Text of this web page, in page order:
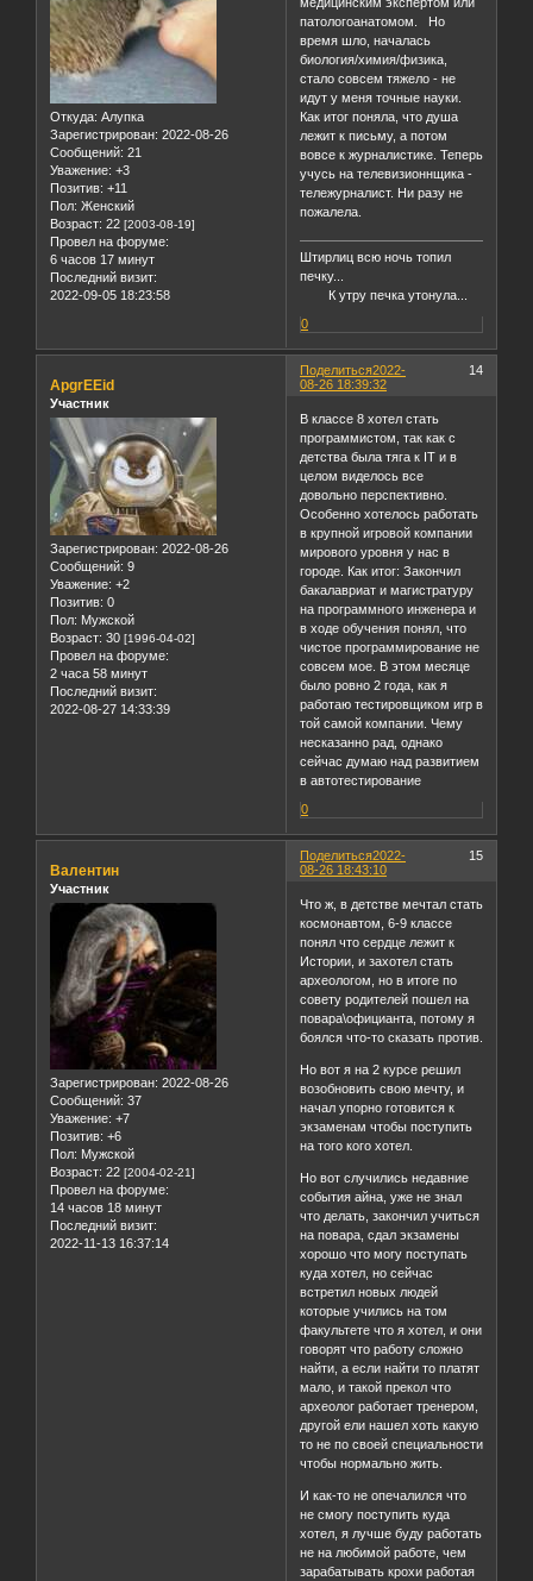
Откуда: Алупка
Зарегистрирован: 2022-08-26
Сообщений: 21
Уважение: +3
Позитив: +11
Пол: Женский
Возраст: 22 [2003-08-19]
Провел на форуме:
6 часов 17 минут
Последний визит:
2022-09-05 18:23:58
патологоанатомом. Но
время шло, началась
биология/химия/физика,
стало совсем тяжело - не
идут у меня точные науки.
Как итог поняла, что душа
лежит к письму, а потом
вовсе к журналистике. Теперь
учусь на телевизионнщика -
тележурналист. Ни разу не
пожалела.
Штирлиц всю ночь топил
печку...
К утру печка утонула...
0
Поделиться 14
2022-
08-26 18:39:32
ApgrEEid
Участник
Зарегистрирован: 2022-08-26
Сообщений: 9
Уважение: +2
Позитив: 0
Пол: Мужской
Возраст: 30 [1996-04-02]
Провел на форуме:
2 часа 58 минут
Последний визит:
2022-08-27 14:33:39
В классе 8 хотел стать
программистом, так как с
детства была тяга к IT и в
целом виделось все
довольно перспективно.
Особенно хотелось работать
в крупной игровой компании
мирового уровня у нас в
городе. Как итог: Закончил
бакалавриат и магистратуру
на программного инженера и
в ходе обучения понял, что
чистое программирование не
совсем мое. В этом месяце
было ровно 2 года, как я
работаю тестировщиком игр в
той самой компании. Чему
несказанно рад, однако
сейчас думаю над развитием
в автотестирование
0
Поделиться 15
2022-
08-26 18:43:10
Валентин
Участник
Зарегистрирован: 2022-08-26
Сообщений: 37
Уважение: +7
Позитив: +6
Пол: Мужской
Возраст: 22 [2004-02-21]
Провел на форуме:
14 часов 18 минут
Последний визит:
2022-11-13 16:37:14
Что ж, в детстве мечтал стать
космонавтом, 6-9 классе
понял что сердце лежит к
Истории, и захотел стать
археологом, но в итоге по
совету родителей пошел на
повара\официанта, потому я
боялся что-то сказать против.
Но вот я на 2 курсе решил
возобновить свою мечту, и
начал упорно готовится к
экзаменам чтобы поступить
на того кого хотел.
Но вот случились недавние
события айна, уже не знал
что делать, закончил учиться
на повара, сдал экзамены
хорошо что могу поступать
куда хотел, но сейчас
встретил новых людей
которые учились на том
факультете что я хотел, и они
говорят что работу сложно
найти, а если найти то платят
мало, и такой прекол что
археолог работает тренером,
другой ели нашел хоть какую
то не по своей специальности
чтобы нормально жить.
И как-то не опечалился что
не смогу поступить куда
хотел, я лучше буду работать
не на любимой работе, чем
зарабатывать крохи работая